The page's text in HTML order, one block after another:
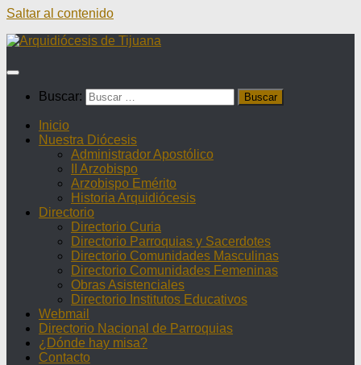
Saltar al contenido
Buscar:
Inicio
Nuestra Diócesis
Administrador Apostólico
II Arzobispo
Arzobispo Emérito
Historia Arquidiócesis
Directorio
Directorio Curia
Directorio Parroquias y Sacerdotes
Directorio Comunidades Masculinas
Directorio Comunidades Femeninas
Obras Asistenciales
Directorio Institutos Educativos
Webmail
Directorio Nacional de Parroquias
¿Dónde hay misa?
Contacto